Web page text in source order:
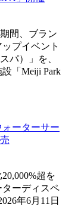
間、ブラン
プイベント
パ）」を、
「Meiji Park
ーターサー
超を
ーディスペ
年6月11日